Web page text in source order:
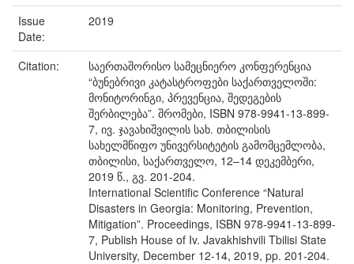
Issue
Date:
2019
Citation:
საერთაშორისო სამეცნიერო კონფერენცია
“ბუნებრივი კატასტროფები საქართველოში:
მონიტორინგი, პრევენცია, შედეგების
შერბილება”. შრომები, ISBN 978-9941-13-899-
7, ივ. ჯავახიშვილის სახ. თბილისის
სახელმწიფო უნივერსიტეტის გამომცემლობა,
თბილისი, საქართველო, 12–14 დეკემბერი,
2019 წ., გვ. 201-204.
International Scientific Conference “Natural
Disasters in Georgia: Monitoring, Prevention,
Mitigation”. Proceedings, ISBN 978-9941-13-899-
7, Publish House of Iv. Javakhishvili Tbilisi State
University, December 12-14, 2019, pp. 201-204.